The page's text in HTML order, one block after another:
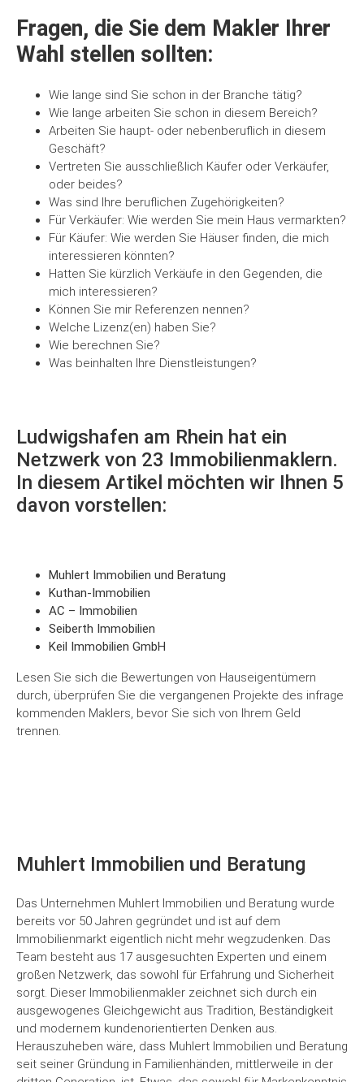
Fragen, die Sie dem Makler Ihrer
Wahl stellen sollten:
Wie lange sind Sie schon in der Branche tätig?
Wie lange arbeiten Sie schon in diesem Bereich?
Arbeiten Sie haupt- oder nebenberuflich in diesem
Geschäft?
Vertreten Sie ausschließlich Käufer oder Verkäufer,
oder beides?
Was sind Ihre beruflichen Zugehörigkeiten?
Für Verkäufer: Wie werden Sie mein Haus vermarkten?
Für Käufer: Wie werden Sie Häuser finden, die mich
interessieren könnten?
Hatten Sie kürzlich Verkäufe in den Gegenden, die
mich interessieren?
Können Sie mir Referenzen nennen?
Welche Lizenz(en) haben Sie?
Wie berechnen Sie?
Was beinhalten Ihre Dienstleistungen?
Ludwigshafen am Rhein hat ein
Netzwerk von 23 Immobilienmaklern.
In diesem Artikel möchten wir Ihnen 5
davon vorstellen:
Muhlert Immobilien und Beratung
Kuthan-Immobilien
AC – Immobilien
Seiberth Immobilien
Keil Immobilien GmbH
Lesen Sie sich die Bewertungen von Hauseigentümern
durch, überprüfen Sie die vergangenen Projekte des infrage
kommenden Maklers, bevor Sie sich von Ihrem Geld
trennen.
Muhlert Immobilien und Beratung
Das Unternehmen Muhlert Immobilien und Beratung wurde
bereits vor 50 Jahren gegründet und ist auf dem
Immobilienmarkt eigentlich nicht mehr wegzudenken. Das
Team besteht aus 17 ausgesuchten Experten und einem
großen Netzwerk, das sowohl für Erfahrung und Sicherheit
sorgt. Dieser Immobilienmakler zeichnet sich durch ein
ausgewogenes Gleichgewicht aus Tradition, Beständigkeit
und modernem kundenorientierten Denken aus.
Herauszuheben wäre, dass Muhlert Immobilien und Beratung
seit seiner Gründung in Familienhänden, mittlerweile in der